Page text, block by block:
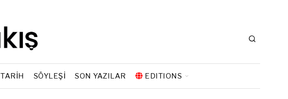
TARIH SÖYLEŞI SON YAZILAR EDITIONS